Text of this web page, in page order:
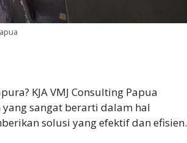
KJA VMJ Consulting Papua
sangat berarti dalam hal
solusi yang efektif dan efisien.